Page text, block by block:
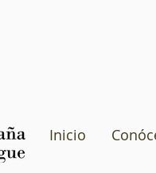
Inicio